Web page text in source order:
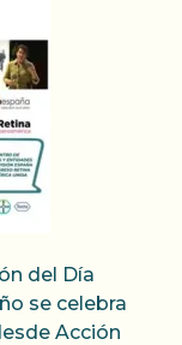
del Día
se celebra
Acción